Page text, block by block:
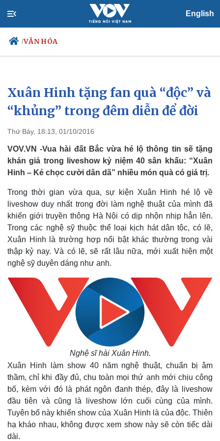
English
/VĂN HÓA
Chính trị
Đảng
Tổ chức nhân sự
Nhận diện sự thật
Xã hội
Tin 24h
Dự báo thời tiết
Việc làm
Biển đảo
Xuân Hinh tặng fan quà “độc” và
“khủng” trong đêm diễn để đời
Thứ Bảy, 18:13, 01/10/2016
VOV.VN -Vua hài đất Bắc vừa hé lộ thông tin sẽ tặng
khán giả trong liveshow kỷ niệm 40 sân khấu: “Xuân
Hinh – Kẻ chọc cười dân dã” nhiều món quà có giá trị.
Trong thời gian vừa qua, sự kiện Xuân Hinh hé lộ về
liveshow duy nhất trong đời làm nghệ thuật của mình đã
khiến giới truyền thông Hà Nội có dịp nhộn nhịp hẳn lên.
Trong các nghệ sỹ thuộc thể loại kịch hát dân tộc, có lẽ,
Xuân Hinh là trường hợp nổi bật khác thường trong vài
thập kỷ nay. Và có lẽ, sẽ rất lâu nữa, mới xuất hiện một
nghệ sỹ duyên dáng như anh.
Nghệ sĩ hài Xuân Hinh.
Xuân Hinh làm show 40 năm nghệ thuật, chuẩn bị âm
thầm, chỉ khi đầy đủ, chu toàn mọi thứ anh mới chịu công
bố, kèm với đó là phát ngôn đanh thép, đây là liveshow
đầu tiên và cũng là liveshow lớn cuối cùng của mình.
Tuyên bố này khiến show của Xuân Hinh là của độc. Thiên
hạ kháo nhau, không được xem show này sẽ còn tiếc dài
dài.